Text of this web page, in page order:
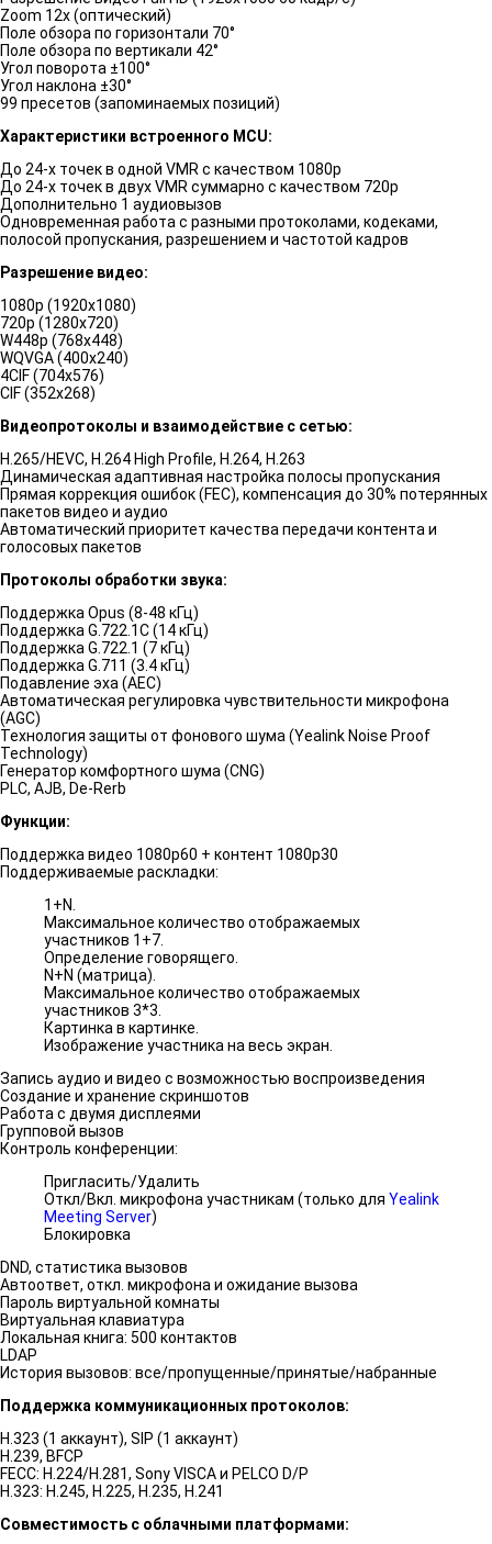
Zoom 12x (оптический)
Поле обзора по горизонтали 70°
Поле обзора по вертикали 42°
Угол поворота ±100°
Угол наклона ±30°
99 пресетов (запоминаемых позиций)
Характеристики встроенного MCU:
До 24-х точек в одной VMR с качеством 1080р
До 24-х точек в двух VMR суммарно с качеством 720р
Дополнительно 1 аудиовызов
Одновременная работа с разными протоколами, кодеками,
полосой пропускания, разрешением и частотой кадров
Разрешение видео:
1080р (1920x1080)
720р (1280x720)
W448р (768x448)
WQVGA (400x240)
4CIF (704x576)
CIF (352x268)
Видеопротоколы и взаимодействие с сетью:
H.265/HEVC, H.264 High Profile, H.264, H.263
Динамическая адаптивная настройка полосы пропускания
Прямая коррекция ошибок (FEC), компенсация до 30% потерянных
пакетов видео и аудио
Автоматический приоритет качества передачи контента и
голосовых пакетов
Протоколы обработки звука:
Поддержка Opus (8-48 кГц)
Поддержка G.722.1C (14 кГц)
Поддержка G.722.1 (7 кГц)
Поддержка G.711 (3.4 кГц)
Подавление эха (AEC)
Автоматическая регулировка чувствительности микрофона
(AGC)
Технология защиты от фонового шума (Yealink Noise Proof
Technology)
Генератор комфортного шума (CNG)
PLC, AJB, De-Rerb
Функции:
Поддержка видео 1080р60 + контент 1080р30
Поддерживаемые раскладки:
1+N.
Максимальное количество отображаемых
участников 1+7.
Определение говорящего.
N+N (матрица).
Максимальное количество отображаемых
участников 3*3.
Картинка в картинке.
Изображение участника на весь экран.
Запись аудио и видео с возможностью воспроизведения
Создание и хранение скриншотов
Работа с двумя дисплеями
Групповой вызов
Контроль конференции:
Пригласить/Удалить
Откл/Вкл. микрофона участникам (только для Yealink
Meeting Server)
Блокировка
DND, статистика вызовов
Автоответ, откл. микрофона и ожидание вызова
Пароль виртуальной комнаты
Виртуальная клавиатура
Локальная книга: 500 контактов
LDAP
История вызовов: все/пропущенные/принятые/набранные
Поддержка коммуникационных протоколов:
H.323 (1 аккаунт), SIP (1 аккаунт)
H.239, BFCP
FECC: H.224/H.281, Sony VISCA и PELCO D/P
H.323: H.245, H.225, H.235, H.241
Совместимость с облачными платформами: